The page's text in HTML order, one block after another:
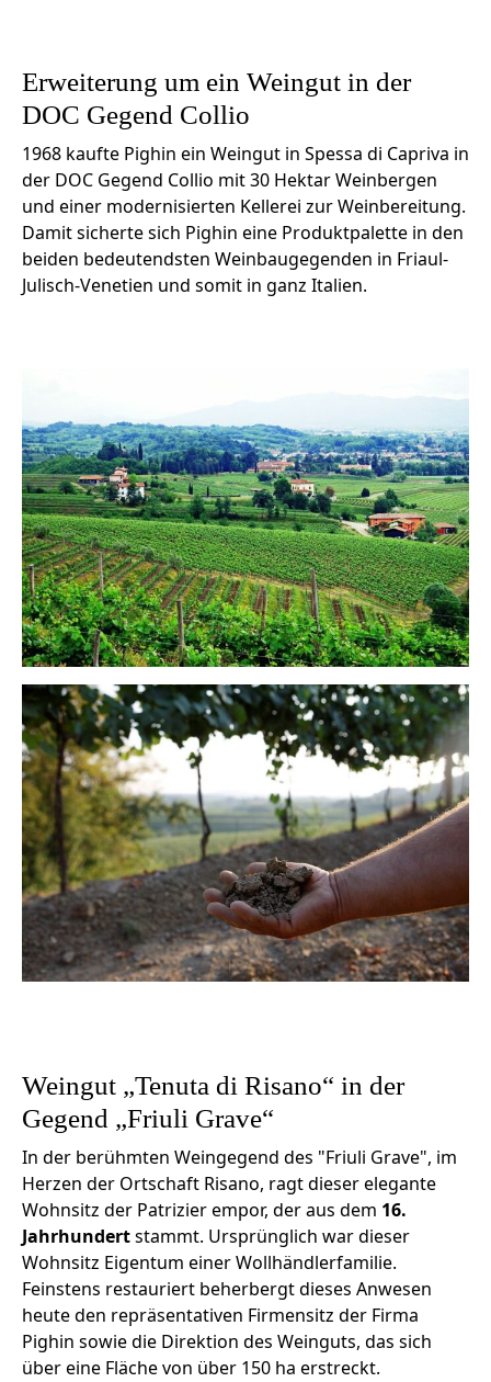
Erweiterung um ein Weingut in der
DOC Gegend Collio
1968 kaufte Pighin ein Weingut in Spessa di Capriva in
der DOC Gegend Collio mit 30 Hektar Weinbergen
und einer modernisierten Kellerei zur Weinbereitung.
Damit sicherte sich Pighin eine Produktpalette in den
beiden bedeutendsten Weinbaugegenden in Friaul-
Julisch-Venetien und somit in ganz Italien.
Weingut „Tenuta di Risano“ in der
Gegend „Friuli Grave“
In der berühmten Weingegend des "Friuli Grave", im
Herzen der Ortschaft Risano, ragt dieser elegante
Wohnsitz der Patrizier empor, der aus dem 16.
Jahrhundertstammt. Ursprünglich war dieser
Wohnsitz Eigentum einer Wollhändlerfamilie.
Feinstens restauriert beherbergt dieses Anwesen
heute den repräsentativen Firmensitz der Firma
Pighin sowie die Direktion des Weinguts, das sich
über eine Fläche von über 150 ha erstreckt.